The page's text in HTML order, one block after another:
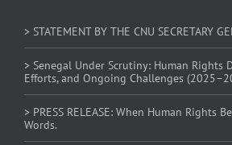
> STATEMENT BY THE CNU SECRETARY
> Senegal Under Scrutiny: Human Rights
Efforts, and Ongoing Challenges
> PRESS RELEASE: When Human Rights
Words.